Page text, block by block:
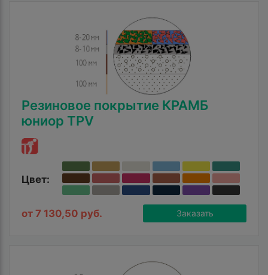
Резиновое покрытие КРАМБ
юниор TPV
Цвет:
от 7 130,50 руб. Заказать